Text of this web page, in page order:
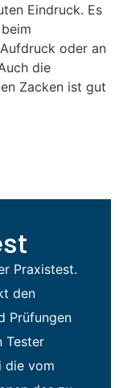
Eindruck. Es
oder an
die
Zacken ist gut
Praxistest.
den
Prüfungen
Tester
die vom